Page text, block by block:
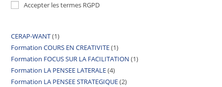
Accepter les termes RGPD
CERAP-WANT 1
Formation COURS EN CREATIVITE 1
Formation FOCUS SUR LA FACILITATION 1
Formation LA PENSEE LATERALE 4
Formation LA PENSEE STRATEGIQUE 2